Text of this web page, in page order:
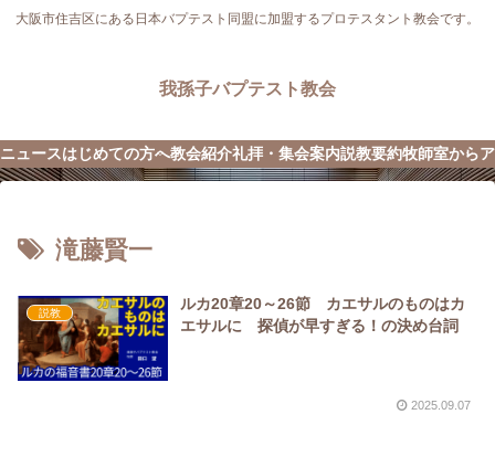
大阪市住吉区にある日本バプテスト同盟に加盟するプロテスタント教会です。
我孫子バプテスト教会
ニュースはじめての方へ教会紹介礼拝・集会案内説教要約牧師室から
滝藤賢一
説教
ルカ20章20～26節 カエサルのものはカ
エサルに 探偵が早すぎる！の決め台詞
2025.09.07